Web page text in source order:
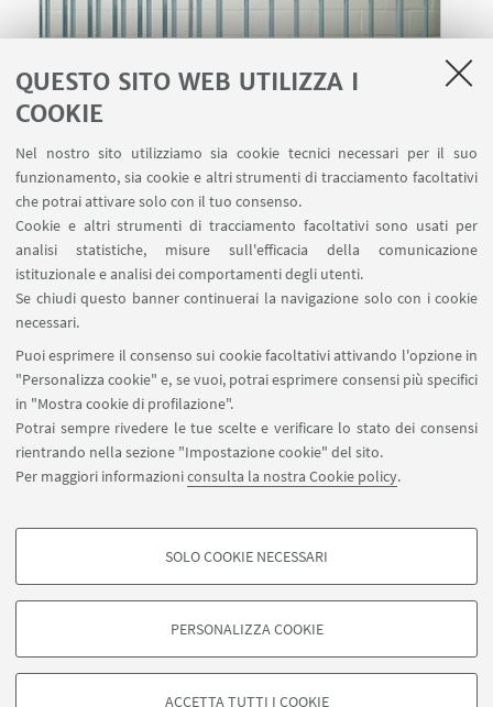
QUESTO SITO WEB UTILIZZA I
COOKIE
Nel nostro sito utilizziamo sia cookie tecnici necessari per il suo
funzionamento, sia cookie e altri strumenti di tracciamento facoltativi
che potrai attivare solo con il tuo consenso.
Cookie e altri strumenti di tracciamento facoltativi sono usati per
analisi statistiche, misure sull'efficacia della comunicazione
istituzionale e analisi dei comportamenti degli utenti.
Se chiudi questo banner continuerai la navigazione solo con i cookie
necessari.
Puoi esprimere il consenso sui cookie facoltativi attivando l'opzione in
"Personalizza cookie" e, se vuoi, potrai esprimere consensi più specifici
in "Mostra cookie di profilazione".
Potrai sempre rivedere le tue scelte e verificare lo stato dei consensi
rientrando nella sezione "Impostazione cookie" del sito.
Per maggiori informazioniconsulta la nostra Cookie policy.
COOKIE DI PROFILAZIONE - FACOLTATIVI
degli utenti, creare profili in base al loro comportamento sul sito, per analisi
di marketing.
SOLO COOKIE NECESSARI
PERSONALIZZA COOKIE
ACCETTA TUTTI I COOKIE
DATA:16 APRILE 2020alle 18:00
LUOGO:
TIPO: Seminari e convegni
IN EVIDENZA
Maggiori informazioni
via Marsala 49, Bologna 40126
progetti.patrimonioculturale@unibo.it
©Copyright 2026 - ALMA MATER STUDIORUM - Università di